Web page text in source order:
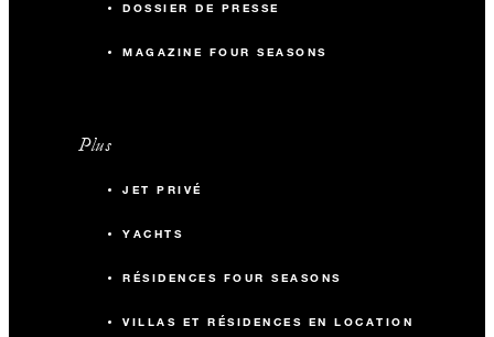
DOSSIER DE PRESSE
MAGAZINE FOUR SEASONS
Plus
JET PRIVÉ
YACHTS
RÉSIDENCES FOUR SEASONS
VILLAS ET RÉSIDENCES EN LOCATION